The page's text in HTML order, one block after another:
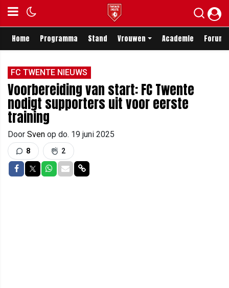
Home Programma Stand Vrouwen Academie Forum
FC TWENTE NIEUWS
Voorbereiding van start: FC Twente
nodigt supporters uit voor eerste
training
Door Sven op do. 19 juni 2025
8 2
Delen op Facebook
Delen op Twitter
Delen op Whatsapp
Delen via Mail
Delen via link